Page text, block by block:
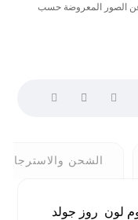
عن الصور المعروضة حسب
الشحن والاسترجاع
هيليوم لون روز جولد